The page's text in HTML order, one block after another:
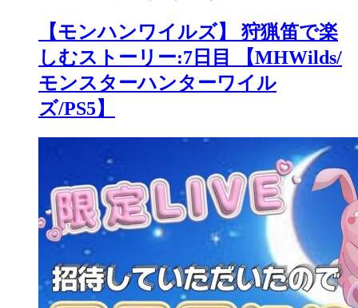
【モンハンワイルズ】 狩猟笛で楽
しむストーリー:7日目 【MHWilds/
モンスターハンターワイル
ズ/PS5】